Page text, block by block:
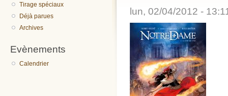
Tirage spéciaux
Déjà parues
Archives
Evènements
Calendrier
lun, 02/04/2012 -